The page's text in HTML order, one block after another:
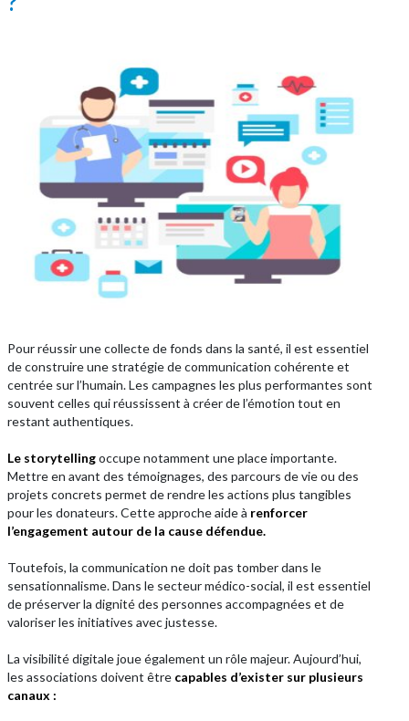
Pour réussir une collecte de fonds dans la santé, il est essentiel
de construire une stratégie de communication cohérente et
centrée sur l’humain. Les campagnes les plus performantes sont
souvent celles qui réussissent à créer de l’émotion tout en
restant authentiques.
Le storytellingoccupe notamment une place importante.
Mettre en avant des témoignages, des parcours de vie ou des
projets concrets permet de rendre les actions plus tangibles
pour les donateurs. Cette approche aide à renforcer
l’engagement autour de la cause défendue.
Toutefois, la communication ne doit pas tomber dans le
sensationnalisme. Dans le secteur médico-social, il est essentiel
de préserver la dignité des personnes accompagnées et de
valoriser les initiatives avec justesse.
La visibilité digitale joue également un rôle majeur. Aujourd’hui,
les associations doivent être capables d’exister sur plusieurs
canaux :